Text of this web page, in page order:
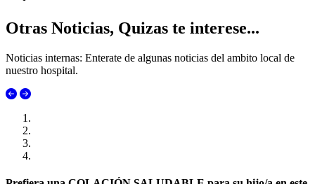
Otras Noticias, Quizas te interese...
Noticias internas: Enterate de algunas noticias del ambito local de
nuestro hospital.